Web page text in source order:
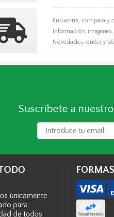
Encuentra, compara y
Información,
Novedades, outlet y
Suscríbete a
únicamente
para
de todos